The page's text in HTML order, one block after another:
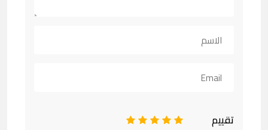
تقييم 5
4
3
2